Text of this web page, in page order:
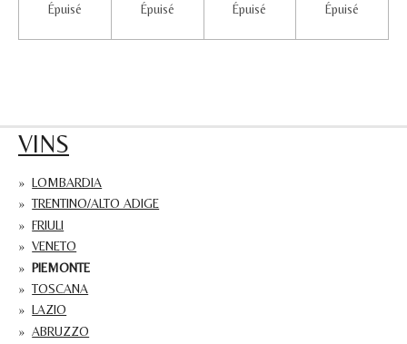
Épuisé Épuisé Épuisé Épuisé
VINS
LOMBARDIA
TRENTINO/ALTO ADIGE
FRIULI
VENETO
PIEMONTE
TOSCANA
LAZIO
ABRUZZO